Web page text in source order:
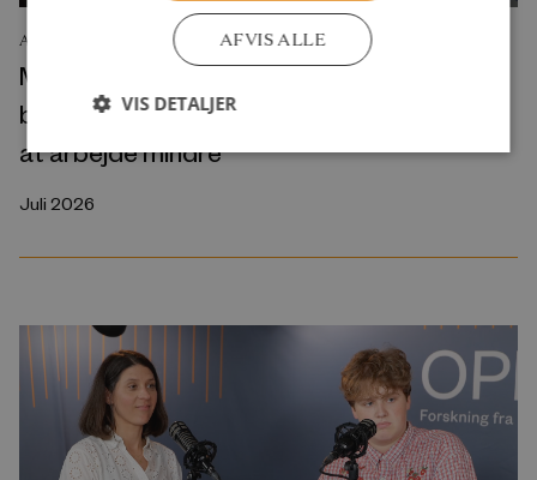
ANALYSE
Mange borgere, som er utilfredse med
børnepasning, skoler og ældrepleje, ønsker
at arbejde mindre
Juli 2026
AFVIS ALLE
VIS DETALJER